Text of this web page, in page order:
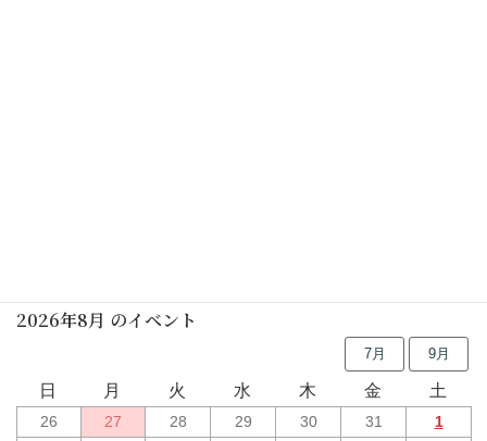
2026年8月 のイベント
7月 9月
日 月 火 水 木 金 土
26 27 28 29 30 31
1